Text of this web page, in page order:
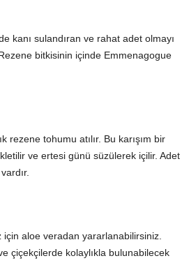
kanı sulandıran ve rahat adet olmayı
bitkisinin içinde Emmenagogue
rezene tohumu atılır. Bu karışım bir
ve ertesi günü süzülerek içilir. Adet
için aloe veradan yararlanabilirsiniz.
çiçekçilerde kolaylıkla bulunabilecek